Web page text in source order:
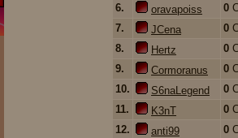
6.
oravapoiss 0
7.
JCena 0
8.
Hertz 0
9.
Cormoranus 0
10.
S6naLegend 0
11.
K3nT 0
12.
anti99 0